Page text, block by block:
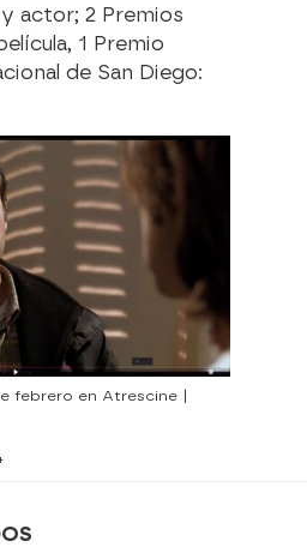
actor; 2 Premios
1 Premio
de San Diego:
febrero en Atrescine |